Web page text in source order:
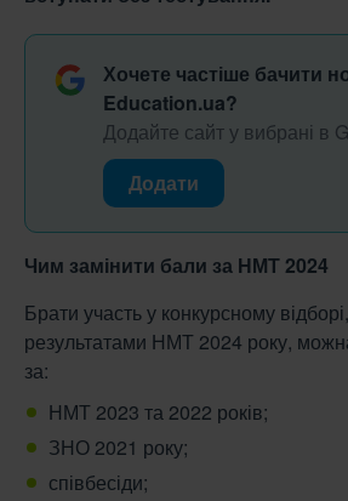
Хочете частіше бачити
Education.ua?
Додайте сайт у вибрані в
Додати
Чим замінити бали за НМТ 2024
Брати участь у конкурсному
результатами НМТ 2024 року,
за:
НМТ 2023 та 2022 років;
ЗНО 2021 року;
співбесіди;